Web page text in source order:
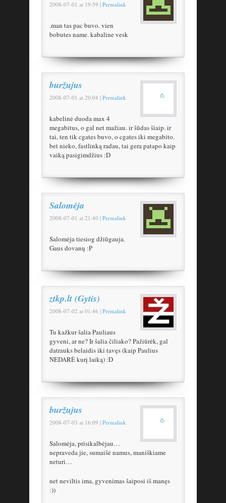
2008-07-01 at 19:59 | Permalink
.man tas pac buvo. vien
bobutes name. kabaline vesk
buržujus
2008-07-01 at 20:04 | Permalink
kabelinė duoda max 4
megabitus, o gal net mažiau. ir šūdas šiaip. ir
tai, ten tik cgates buvo, o cgates iki megabito.
bet nieko, fastlinką radau, tai gera patapo kaip
vaiką pasigimdžius :D
Salomėja
2008-07-01 at 21:40 | Permalink
Salomėja tiesiog džiūgauja.
Gaus dovanų :P
ztkp.lt (Gytis)
2008-07-02 at 01:46 | Permalink
Tu kažkur šalia Pauliaus
gyveni, ar ne? Ir šalia čiliako? Pažiūrėk, gal
datrauks belaidis iki tavęs (kaip Paulius
NEDARĖ kurį laiką) :D
buržujus
2008-07-03 at 16:09 | Permalink
Salomėja, prisikalbėjau…
nepraveda jie, sumaišė namus, maniškiame
neturi…
net neviltis ima, gyvenimas šaiposi iš manęs
:))